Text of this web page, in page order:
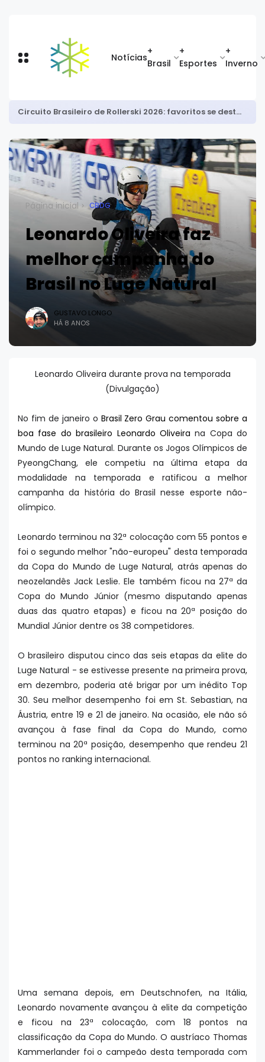
Notícias
+
Brasil
+
Esportes
+
Inverno
Circuito Brasileiro de Rollerski 2026: favoritos se destacam na abertura da temporada
Página inicial CBDG
Leonardo Oliveira faz
melhor campanha do
Brasil no Luge Natural
GUSTAVO LONGO
HÁ 8 ANOS
Leonardo Oliveira durante prova na temporada
(Divulgação)
No fim de janeiro o Brasil Zero Grau comentou sobre a
boa fase do brasileiro Leonardo Oliveira na Copa do
Mundo de Luge Natural. Durante os Jogos Olímpicos de
PyeongChang, ele competiu na última etapa da
modalidade na temporada e ratificou a melhor
campanha da história do Brasil nesse esporte não-
olímpico.
Leonardo terminou na 32ª colocação com 55 pontos e
foi o segundo melhor "não-europeu" desta temporada
da Copa do Mundo de Luge Natural, atrás apenas do
neozelandês Jack Leslie. Ele também ficou na 27ª da
Copa do Mundo Júnior (mesmo disputando apenas
duas das quatro etapas) e ficou na 20ª posição do
Mundial Júnior dentre os 38 competidores.
O brasileiro disputou cinco das seis etapas da elite do
Luge Natural - se estivesse presente na primeira prova,
em dezembro, poderia até brigar por um inédito Top
30. Seu melhor desempenho foi em St. Sebastian, na
Áustria, entre 19 e 21 de janeiro. Na ocasião, ele não só
avançou à fase final da Copa do Mundo, como
terminou na 20ª posição, desempenho que rendeu 21
pontos no ranking internacional.
Uma semana depois, em Deutschnofen, na Itália,
Leonardo novamente avançou à elite da competição
e ficou na 23ª colocação, com 18 pontos na
classificação da Copa do Mundo. O austríaco Thomas
Kammerlander foi o campeão desta temporada com